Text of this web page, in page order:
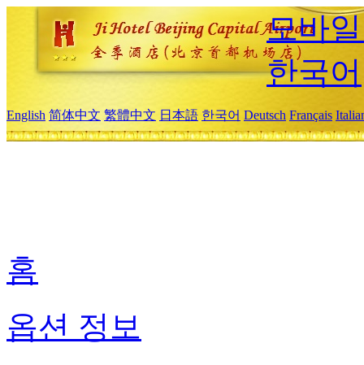
모바
한국어
English 简体中文 繁體中文 日本語 한국어 Deutsch Français
홈
옵션 정보